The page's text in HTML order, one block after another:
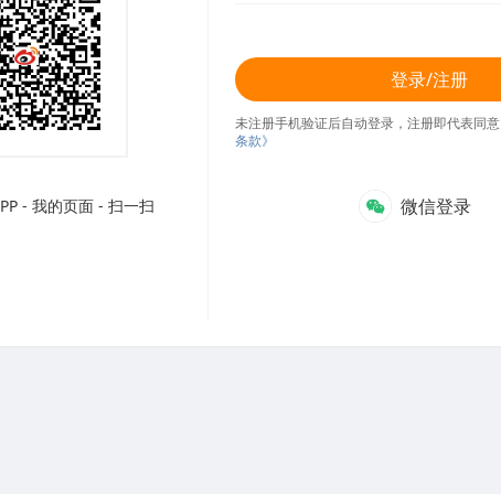
- 我的页面 - 扫一扫
登录/注册
未注册手机验证后自动登录，注册即代表同意
条款》
微信登录